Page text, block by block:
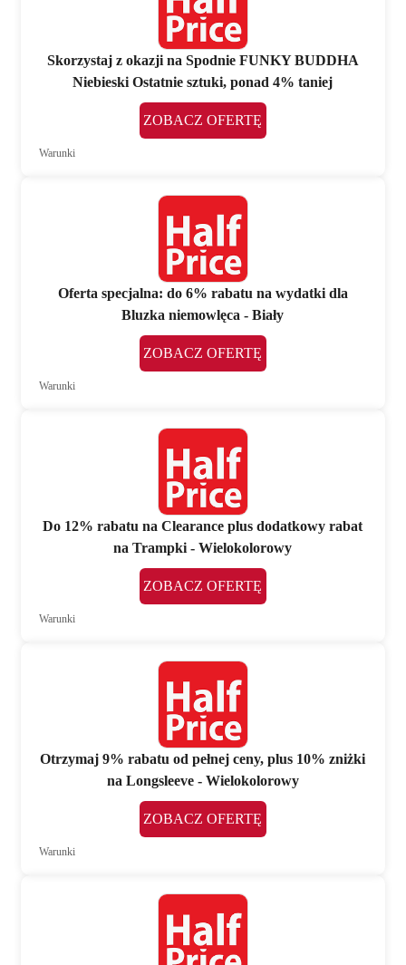
Skorzystaj z okazji na Spodnie FUNKY BUDDHA
Niebieski Ostatnie sztuki, ponad 4% taniej
ZOBACZ OFERTĘ
Warunki
Oferta specjalna: do 6% rabatu na wydatki dla
Bluzka niemowlęca - Biały
ZOBACZ OFERTĘ
Warunki
Do 12% rabatu na Clearance plus dodatkowy rabat
na Trampki - Wielokolorowy
ZOBACZ OFERTĘ
Warunki
Otrzymaj 9% rabatu od pełnej ceny, plus 10% zniżki
na Longsleeve - Wielokolorowy
ZOBACZ OFERTĘ
Warunki